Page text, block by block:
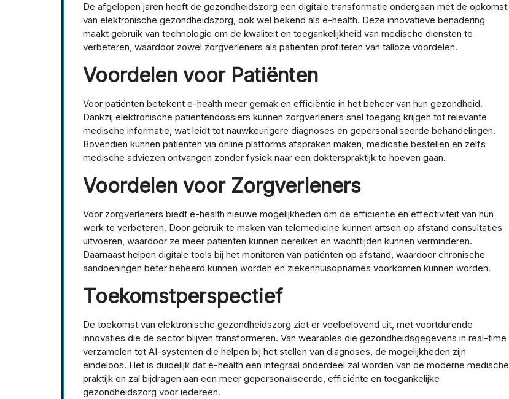
De afgelopen jaren heeft de gezondheidszorg een digitale transformatie ondergaan met de opkomst
van elektronische gezondheidszorg, ook wel bekend als e-health. Deze innovatieve benadering
maakt gebruik van technologie om de kwaliteit en toegankelijkheid van medische diensten te
verbeteren, waardoor zowel zorgverleners als patiënten profiteren van talloze voordelen.
Voordelen voor Patiënten
Voor patiënten betekent e-health meer gemak en efficiëntie in het beheer van hun gezondheid.
Dankzij elektronische patiëntendossiers kunnen zorgverleners snel toegang krijgen tot relevante
medische informatie, wat leidt tot nauwkeurigere diagnoses en gepersonaliseerde behandelingen.
Bovendien kunnen patiënten via online platforms afspraken maken, medicatie bestellen en zelfs
medische adviezen ontvangen zonder fysiek naar een dokterspraktijk te hoeven gaan.
Voordelen voor Zorgverleners
Voor zorgverleners biedt e-health nieuwe mogelijkheden om de efficiëntie en effectiviteit van hun
werk te verbeteren. Door gebruik te maken van telemedicine kunnen artsen op afstand consultaties
uitvoeren, waardoor ze meer patiënten kunnen bereiken en wachttijden kunnen verminderen.
Daarnaast helpen digitale tools bij het monitoren van patiënten op afstand, waardoor chronische
aandoeningen beter beheerd kunnen worden en ziekenhuisopnames voorkomen kunnen worden.
Toekomstperspectief
De toekomst van elektronische gezondheidszorg ziet er veelbelovend uit, met voortdurende
innovaties die de sector blijven transformeren. Van wearables die gezondheidsgegevens in real-time
verzamelen tot AI-systemen die helpen bij het stellen van diagnoses, de mogelijkheden zijn
eindeloos. Het is duidelijk dat e-health een integraal onderdeel zal worden van de moderne medische
praktijk en zal bijdragen aan een meer gepersonaliseerde, efficiënte en toegankelijke
gezondheidszorg voor iedereen.